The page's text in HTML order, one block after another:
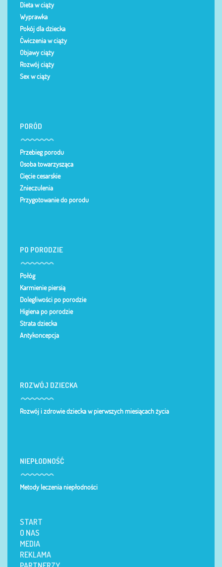
Dieta w ciąży
Wyprawka
Pokój dla dziecka
Ćwiczenia w ciąży
Objawy ciąży
Rozwój ciąży
Sex w ciąży
PORÓD
Przebieg porodu
Osoba towarzysząca
Cięcie cesarskie
Znieczulenia
Przygotowanie do porodu
PO PORODZIE
Połóg
Karmienie piersią
Dolegliwości po porodzie
Higiena po porodzie
Strata dziecka
Antykoncepcja
ROZWÓJ DZIECKA
Rozwój i zdrowie dziecka w pierwszych miesiącach życia
NIEPŁODNOŚĆ
Metody leczenia niepłodności
START
O NAS
MEDIA
REKLAMA